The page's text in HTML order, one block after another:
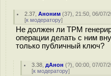
2.37 ,Аноним (37), 21:50, 06/07/
[к модератору]
Не должен ли TPM
операции делать с ним
только публичный ключ?
3.38 дАнон (?), 00:00, 07/07/
[к модератору]